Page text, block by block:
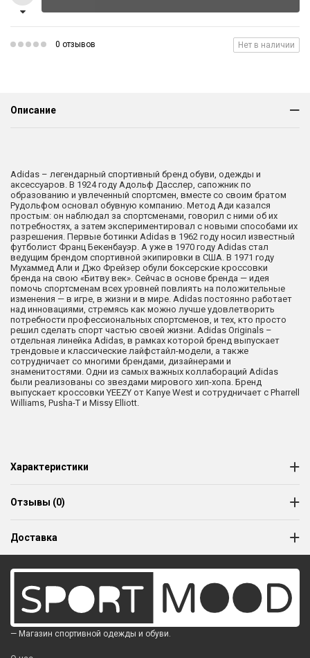
0 отзывов Нет в наличии
Описание
Adidas – легендарный спортивный бренд обуви, одежды и
аксессуаров. В 1924 году Адольф Дасслер, сапожник по
образованию и увлеченный спортсмен, вместе со своим братом
Рудольфом основал обувную компанию. Метод Ади казался
простым: он наблюдал за спортсменами, говорил с ними об их
потребностях, а затем экспериментировал с новыми способами их
разрешения. Первые ботинки Adidas в 1962 году носил известный
футболист Франц Бекенбауэр. А уже в 1970 году Adidas стал
ведущим брендом спортивной экипировки в США. В 1971 году
Мухаммед Али и Джо Фрейзер обули боксерские кроссовки
бренда на свою «Битву век». Сейчас в основе бренда — идея
помочь спортсменам всех уровней повлиять на положительные
изменения — в игре, в жизни и в мире. Adidas постоянно работает
над инновациями, стремясь как можно лучше удовлетворить
потребности профессиональных спортсменов, и тех, кто просто
решил сделать спорт частью своей жизни. Adidas Originals –
отдельная линейка Adidas, в рамках которой бренд выпускает
трендовые и классические лайфстайл-модели, а также
сотрудничает со многими брендами, дизайнерами и
знаменитостями. Одни из самых важных коллабораций Adidas
были реализованы со звездами мирового хип-хопа. Бренд
выпускает кроссовки YEEZY от Kanye West и сотрудничает с Pharrell
Williams, Pusha-T и Missy Elliott.
Характеристики
Отзывы (0)
Доставка
— Магазин спортивной одежды и обуви.